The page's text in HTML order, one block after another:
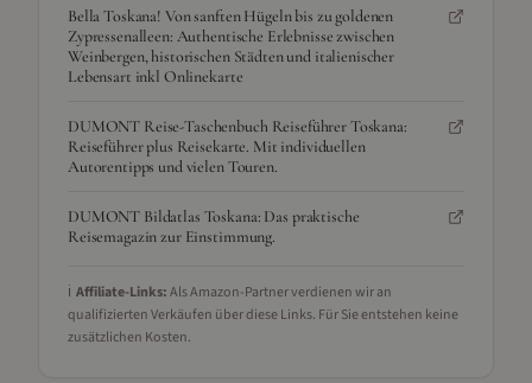
Bella Toskana! Von sanften Hügeln bis zu goldenen
Zypressenalleen: Authentische Erlebnisse zwischen
Weinbergen, historischen Städten und italienischer
Lebensart inkl Onlinekarte
DUMONT Reise-Taschenbuch Reiseführer Toskana:
Reiseführer plus Reisekarte. Mit individuellen
Autorentipps und vielen Touren.
DUMONT Bildatlas Toskana: Das praktische
Reisemagazin zur Einstimmung.
ℹ️ Affiliate-Links:Als Amazon-Partner verdienen wir an
qualifizierten Verkäufen über diese Links. Für Sie entstehen keine
zusätzlichen Kosten.